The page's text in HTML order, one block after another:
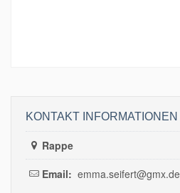
KONTAKT INFORMATIONEN
Rappe
Email: emma.seifert@gmx.de